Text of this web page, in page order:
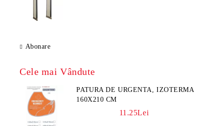
Abonare
Cele mai Vândute
PATURA DE URGENTA, IZOTERMA
160X210 CM
11.25Lei